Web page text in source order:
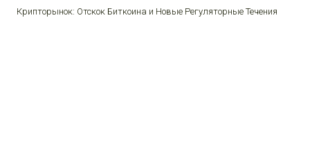
Крипторынок: Отскок Биткоина и Новые Регуляторные Течения